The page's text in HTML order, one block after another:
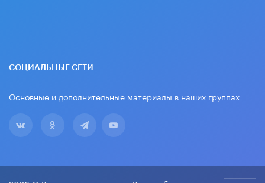
СОЦИАЛЬНЫЕ СЕТИ
Основные и дополнительные материалы в наших группах